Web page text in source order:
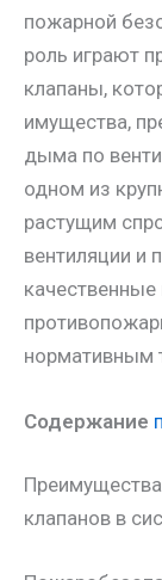
пожарной
роль играют
клапаны,
имущества,
дыма по
одном из
растущим
вентиляции и
нормативным
Содержание
клапанов в